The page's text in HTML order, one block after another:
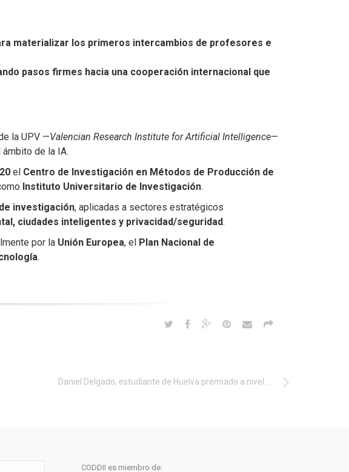
materializar los primeros intercambios de profesores e
pasos firmes hacia una cooperación internacional que
la UPV —Valencian Research Institute for Artificial Intelligence—
ámbito de la IA.
el Centro de Investigación en Métodos de Producción de
Instituto Universitario de Investigación.
investigación, aplicadas a sectores estratégicos
ciudades inteligentes y privacidad/seguridad.
por la Unión Europea, el Plan Nacional de
.
CODDII es miembro de: